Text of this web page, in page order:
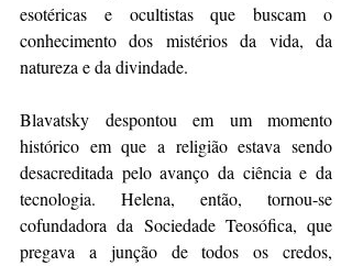
esotéricas e ocultistas que buscam o
conhecimento dos mistérios da vida, da
natureza e da divindade.
Blavatsky despontou em um momento
histórico em que a religião estava sendo
desacreditada pelo avanço da ciência e da
tecnologia. Helena, então, tornou-se
cofundadora da Sociedade Teosófica, que
pregava a junção de todos os credos,